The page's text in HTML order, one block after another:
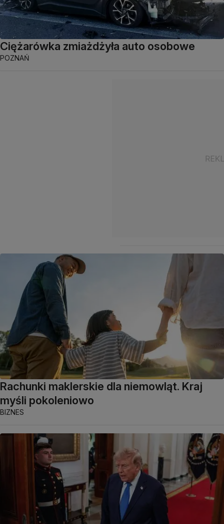
Ciężarówka zmiażdżyła auto osobowe
POZNAŃ
Rachunki maklerskie dla niemowląt. Kraj
myśli pokoleniowo
BIZNES